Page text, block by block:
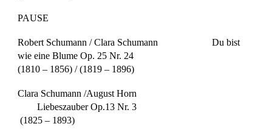
PAUSE
Robert Schumann /Clara Schumann
Du bist
wie eine Blume Op. 25 Nr. 24
(1810 – 1856) / (1819 – 1896)
Clara Schumann /August Horn
Liebeszauber Op.13 Nr. 3
(1825 – 1893)